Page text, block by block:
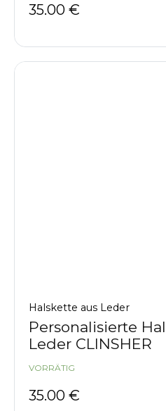
35.00 €
Halskette aus Leder
Personalisierte
Leder CLINSHER
VORRÄTIG
35.00 €